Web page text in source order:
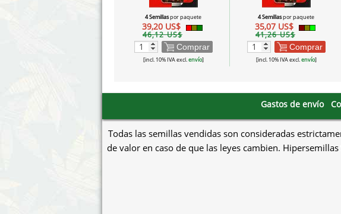
4 Semillaspor paquete
39,20 US$
46,12 US$
Comprar
[incl. 10% IVA excl.envío]
4 Semillaspor paquete
35,07 US$
41,26 US$
Comprar
[incl. 10% IVA excl.envío]
Gastos de envío
Todas las semillas vendidas son consideradas
de valor en caso de que las leyes cambien.